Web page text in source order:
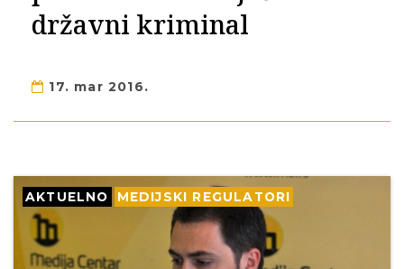
državni kriminal
17. mar 2016.
AKTUELNO MEDIJSKI REGULATORI